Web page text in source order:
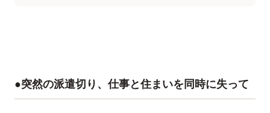
●突然の派遣切り、仕事と住まいを同時に失って